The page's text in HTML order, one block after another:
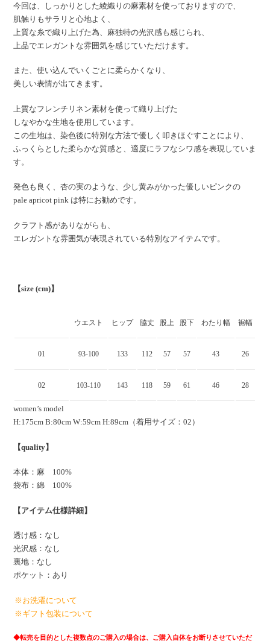
今回は、しっかりとした綾織りの麻素材を使っておりますので、
肌触りもサラリと心地よく、
上質な糸で織り上げた為、麻独特の光沢感も感じられ、
上品でエレガントな雰囲気を感じていただけます。
また、使い込んでいくごとに柔らかくなり、
美しい表情が出てきます。
上質なフレンチリネン素材を使って織り上げた
しなやかな生地を使用しています。
この生地は、染色後に特別な方法で優しく叩きほぐすことにより、
ふっくらとした柔らかな質感と、適度にラフなシワ感を表現していま
す。
発色も良く、杏の実のような、少し黄みがかった優しいピンクの
pale apricot pink は特にお勧めです。
クラフト感がありながらも、
エレガントな雰囲気が表現されている特別なアイテムです。
【size (cm)】
ウエスト ヒップ 脇丈 股上 股下 わたり幅 裾幅
01 93-100 133 112 57 57 43 26
02 103-110 143 118 59 61 46 28
women’s model
H:175cm B:80cm W:59cm H:89cm（着用サイズ：02）
【quality】
本体：麻 100%
袋布：綿 100%
【アイテム仕様詳細】
透け感：なし
光沢感：なし
裏地：なし
ポケット：あり
※お洗濯について
※ギフト包装について
◆転売を目的とした複数点のご購入の場合は、ご購入自体をお断りさせていただ